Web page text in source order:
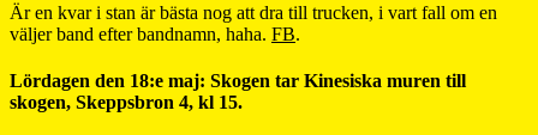
Är en kvar i stan är bästa nog att dra till trucken, i vart fall om en
väljer band efter bandnamn, haha. FB.
Lördagen den 18:e maj: Skogen tar Kinesiska muren till
skogen, Skeppsbron 4, kl 15.